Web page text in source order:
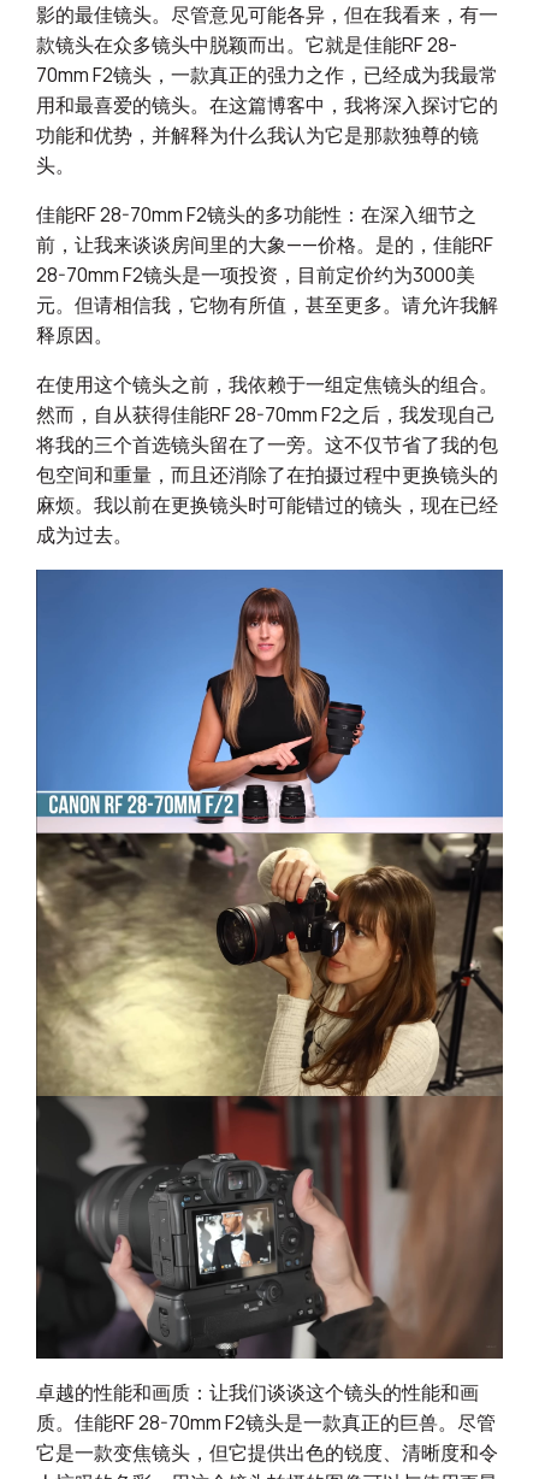
影的最佳镜头。尽管意见可能各异，但在我看来，有一
款镜头在众多镜头中脱颖而出。它就是佳能RF 28-
70mm F2镜头，一款真正的强力之作，已经成为我最常
用和最喜爱的镜头。在这篇博客中，我将深入探讨它的
功能和优势，并解释为什么我认为它是那款独尊的镜
头。
佳能RF 28-70mm F2镜头的多功能性：在深入细节之
前，让我来谈谈房间里的大象——价格。是的，佳能RF
28-70mm F2镜头是一项投资，目前定价约为3000美
元。但请相信我，它物有所值，甚至更多。请允许我解
释原因。
在使用这个镜头之前，我依赖于一组定焦镜头的组合。
然而，自从获得佳能RF 28-70mm F2之后，我发现自己
将我的三个首选镜头留在了一旁。这不仅节省了我的包
包空间和重量，而且还消除了在拍摄过程中更换镜头的
麻烦。我以前在更换镜头时可能错过的镜头，现在已经
成为过去。
卓越的性能和画质：让我们谈谈这个镜头的性能和画
质。佳能RF 28-70mm F2镜头是一款真正的巨兽。尽管
它是一款变焦镜头，但它提供出色的锐度、清晰度和令